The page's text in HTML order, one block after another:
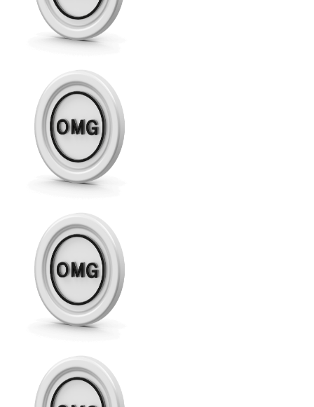
Efectivo
Compra criptomonedas con efectivo en tu tienda más
Transferencia SEPA
Añade fondos a tu cuenta Bitnovo o realiza compras
Comprar con Transferencia
Tarjeta de crédito / débito
Utiliza tarjetas Visa y Mastercard para comprar
Comprar con tarjeta
Tienda - Tarjetas regalo
Nuevo
Compra tarjetas regalo de tus marcas favoritas con
Ir a la tienda de tarjetas regalo